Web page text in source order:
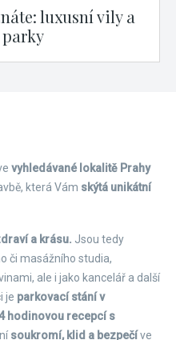
luxusní vily a
vyhledávané lokalitě Prahy
která Vám skýtá unikátní
a krásu. Jsou tedy
či masážního studia,
ale i jako kancelář a další
je parkovací stání v
hodinovou recepcí s
soukromí, klid a bezpečíve